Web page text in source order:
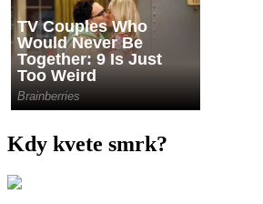
Kdy kvete smrk?